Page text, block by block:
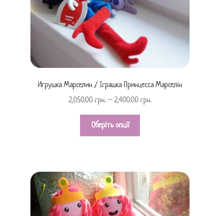
Игрушка Марселин / Іграшка Принцесса Марселін
2,050.00 грн. – 2,400.00 грн.
Оберіть опції